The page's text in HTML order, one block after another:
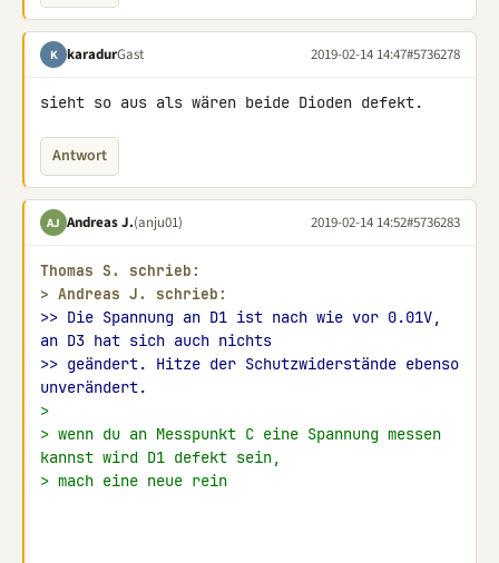
K karadurGast 2019-02-14 14:47#5736278
sieht so aus als wären beide Dioden defekt.
Antwort
AJ Andreas J.(anju01) 2019-02-14 14:52#5736283
Thomas S. schrieb:
> Andreas J. schrieb:
>> Die Spannung an D1 ist nach wie vor 0.01V,
an D3 hat sich auch nichts
>> geändert. Hitze der Schutzwiderstände ebenso
unverändert.
>
> wenn du an Messpunkt C eine Spannung messen
kannst wird D1 defekt sein,
> mach eine neue rein